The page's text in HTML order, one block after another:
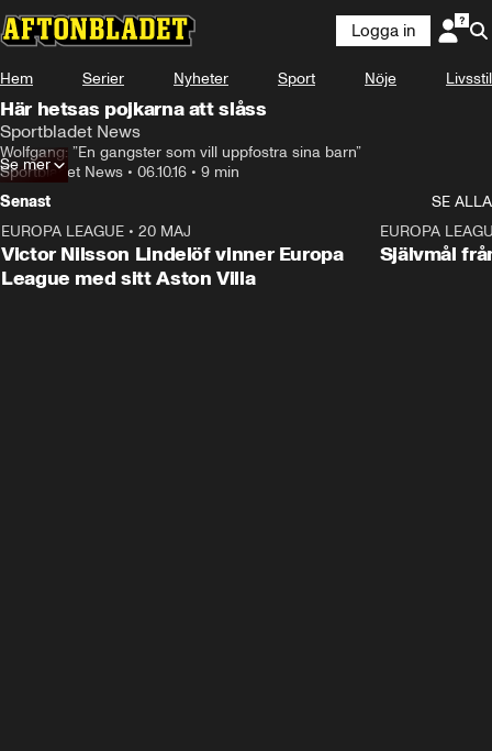
Logga in
Hem Serier Nyheter Sport Nöje Livsstil
Här hetsas pojkarna att slåss
Sportbladet News
Wolfgang: ”En gangster som vill uppfostra sina barn”
Sportbladet News • 06.10.16 • 9 min
Se mer
Senast
SE ALLA
EUROPA LEAGUE • 20 MAJ
Victor Nilsson Lindelöf vinner Europa
League med sitt Aston Villa
EUROPA
Självmål